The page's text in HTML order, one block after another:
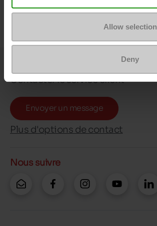
Allow selection
Deny
Contacter le service client
Envoyer un message
Plus d'options de contact
Nous suivre